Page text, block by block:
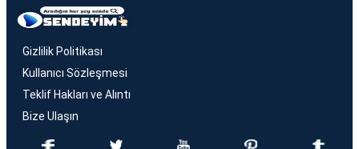
Gizlilik Politikası
Kullanıcı Sözleşmesi
Teklif Hakları ve Alıntı
Bize Ulaşın